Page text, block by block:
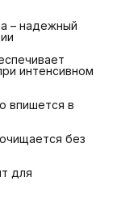
– надежный
интенсивном
впишется в
без
для